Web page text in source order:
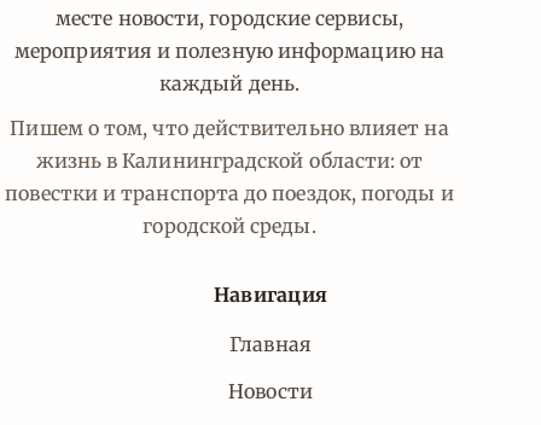
месте новости, городские сервисы,
мероприятия и полезную информацию на
каждый день.
Пишем о том, что действительно влияет на
жизнь в Калининградской области: от
повестки и транспорта до поездок, погоды и
городской среды.
Навигация
Главная
Новости